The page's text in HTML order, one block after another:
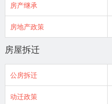
房产继承
房地产政策
房屋拆迁
公房拆迁
动迁政策